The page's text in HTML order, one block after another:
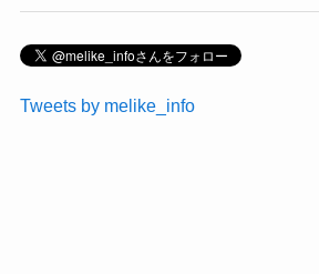
Tweets by melike_info